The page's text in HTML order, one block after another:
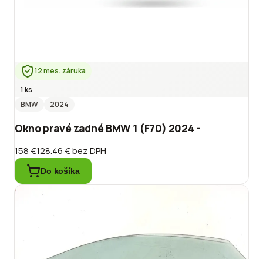
12 mes. záruka
1 ks
BMW
2024
Okno pravé zadné BMW 1 (F70) 2024 -
158 €128.46 €bez DPH
Do košíka